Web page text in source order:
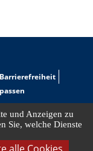
Barrierefreiheit
und Anzeigen zu
Sie, welche Dienste